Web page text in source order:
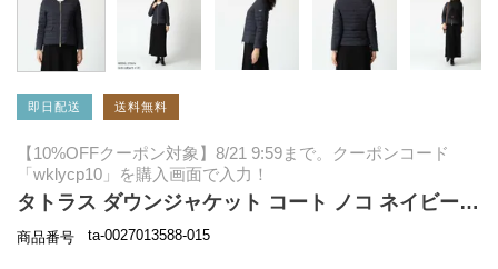
即日配送 送料無料
【10%OFFクーポン対象】8/21 9:59まで。クーポンコード
「wklycp10」を購入画面で入力！
タトラス ダウンジャケット コート ノコ ネイビー レディース TATRAS LJXA0027013588 015 2025秋冬新作
商品番号 ta-0027013588-015